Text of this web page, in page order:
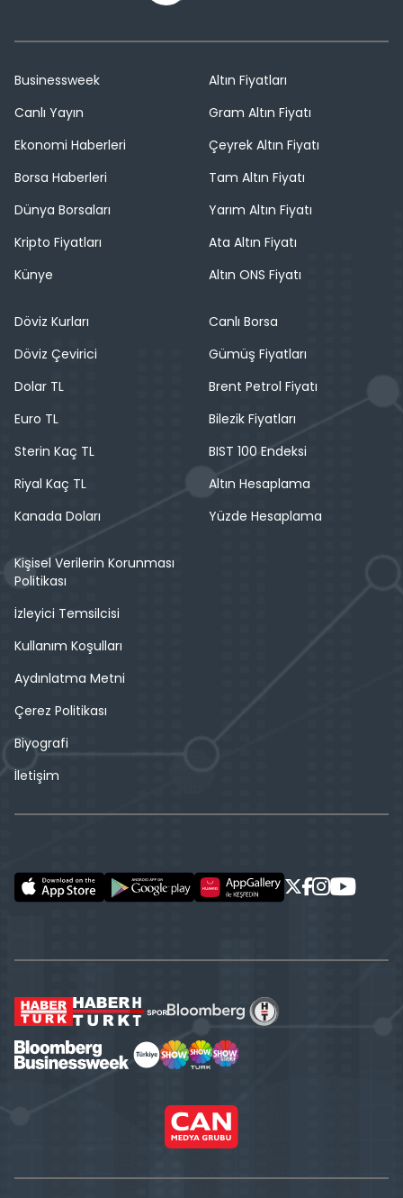
Businessweek
Canlı Yayın
Ekonomi Haberleri
Borsa Haberleri
Dünya Borsaları
Kripto Fiyatları
Künye
Altın Fiyatları
Gram Altın Fiyatı
Çeyrek Altın Fiyatı
Tam Altın Fiyatı
Yarım Altın Fiyatı
Ata Altın Fiyatı
Altın ONS Fiyatı
Döviz Kurları
Döviz Çevirici
Dolar TL
Euro TL
Sterin Kaç TL
Riyal Kaç TL
Kanada Doları
Canlı Borsa
Gümüş Fiyatları
Brent Petrol Fiyatı
Bilezik Fiyatları
BIST 100 Endeksi
Altın Hesaplama
Yüzde Hesaplama
Kişisel Verilerin Korunması
Politikası
İzleyici Temsilcisi
Kullanım Koşulları
Aydınlatma Metni
Çerez Politikası
Biyografi
İletişim